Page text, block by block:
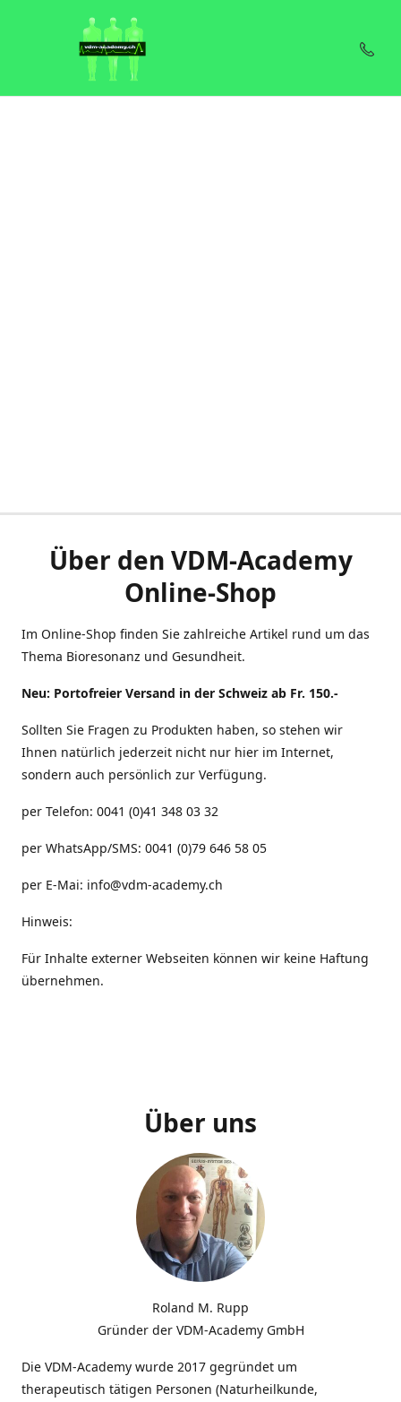
Über den VDM-Academy
Online-Shop
Im Online-Shop finden Sie zahlreiche Artikel rund um das
Thema Bioresonanz und Gesundheit.
Neu: Portofreier Versand in der Schweiz ab Fr. 150.-
Sollten Sie Fragen zu Produkten haben, so stehen wir
Ihnen natürlich jederzeit nicht nur hier im Internet,
sondern auch persönlich zur Verfügung.
per Telefon: 0041 (0)41 348 03 32
per WhatsApp/SMS: 0041 (0)79 646 58 05
per E-Mai: info@vdm-academy.ch
Hinweis:
Für Inhalte externer Webseiten können wir keine Haftung
übernehmen.
Über uns
Roland M. Rupp
Gründer der VDM-Academy GmbH
Die VDM-Academy wurde 2017 gegründet um
therapeutisch tätigen Personen (Naturheilkunde,